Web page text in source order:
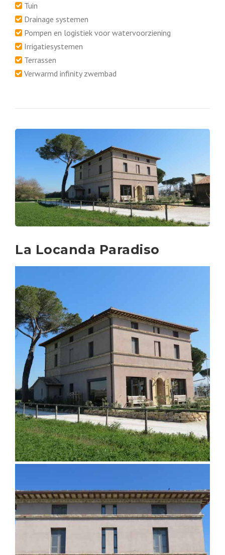
Tuin
Drainage systemen
Pompen en logistiek voor watervoorziening
Irrigatiesystemen
Terrassen
Verwarmd infinity zwembad
La Locanda Paradiso